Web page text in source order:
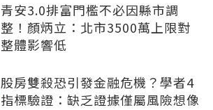
青安3.0排富門檻不必因縣市調
整！顏炳立：北市3500萬上限對
整體影響低
股房雙殺恐引發金融危機？學者4
指標驗證：缺乏證據僅屬風險想像